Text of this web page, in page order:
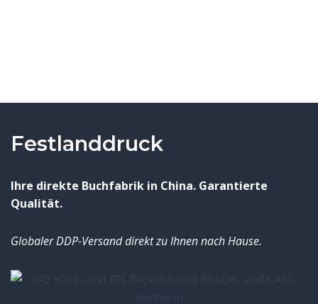
Festlanddruck
Ihre direkte Buchfabrik in China. Garantierte
Qualität.
Globaler DDP-Versand direkt zu Ihnen nach Hause.